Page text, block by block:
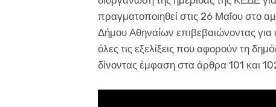
πραγματοποιηθεί στις 26 Μαΐου στο
Δήμου Αθηναίων επιβεβαιώνοντας
όλες τις εξελίξεις που αφορούν τη
δίνοντας έμφαση στα άρθρα 101 και